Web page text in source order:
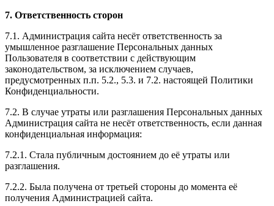
7. Ответственность сторон
7.1. Администрация сайта несёт ответственность за
умышленное разглашение Персональных данных
Пользователя в соответствии с действующим
законодательством, за исключением случаев,
предусмотренных п.п. 5.2., 5.3. и 7.2. настоящей Политики
Конфиденциальности.
7.2. В случае утраты или разглашения Персональных данных
Администрация сайта не несёт ответственность, если данная
конфиденциальная информация:
7.2.1. Стала публичным достоянием до её утраты или
разглашения.
7.2.2. Была получена от третьей стороны до момента её
получения Администрацией сайта.